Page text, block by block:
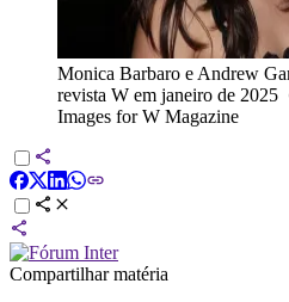
Monica Barbaro e Andrew
revista W em janeiro de 2025
Images for W Magazine
Compartilhar matéria